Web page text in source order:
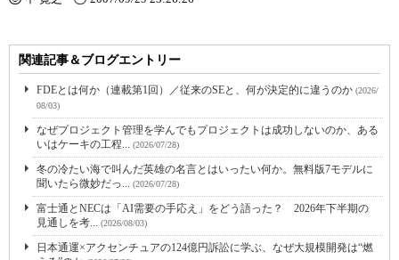
関連記事＆ブログエントリー
FDEとは何か（連載第1回）／従来のSEと、何が決定的に違うのか (2026/
08/03)
なぜプロジェクト管理を学んでもプロジェクトは成功しないのか、ある
いはケーキの工程... (2026/07/28)
冬の冷たい海で叫んだ英雄の名言とはいったい何か。無料版7モデルに
聞いたら微妙だっ... (2026/07/28)
富士通とNECは「AI需要の手応え」をどう語った？ 2026年下半期の
見通しを考... (2026/08/03)
日本通運×アクセンチュアの124億円訴訟に学ぶ、なぜ大規模開発は“燃